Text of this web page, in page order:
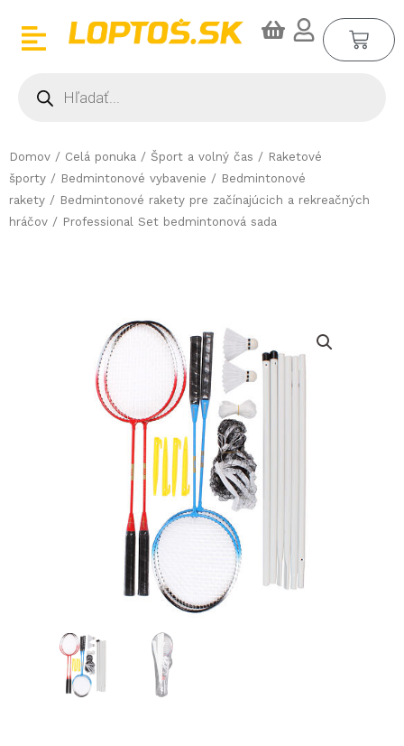
Domov / Celá ponuka / Šport a volný čas / Raketové
športy / Bedmintonové vybavenie / Bedmintonové
rakety / Bedmintonové rakety pre začínajúcich a rekreačných
hráčov / Professional Set bedmintonová sada